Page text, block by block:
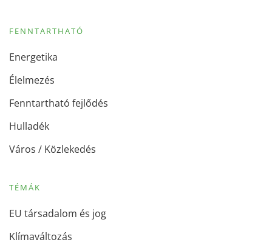
FENNTARTHATÓ
Energetika
Élelmezés
Fenntartható fejlődés
Hulladék
Város / Közlekedés
TÉMÁK
EU társadalom és jog
Klímaváltozás